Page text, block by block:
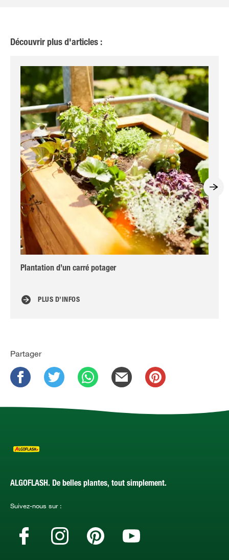
Découvrir plus d'articles :
Plantation d’un carré potager
PLUS D’INFOS
Partager
ALGOFLASH. De belles plantes, tout simplement.
Suivez-nous sur :